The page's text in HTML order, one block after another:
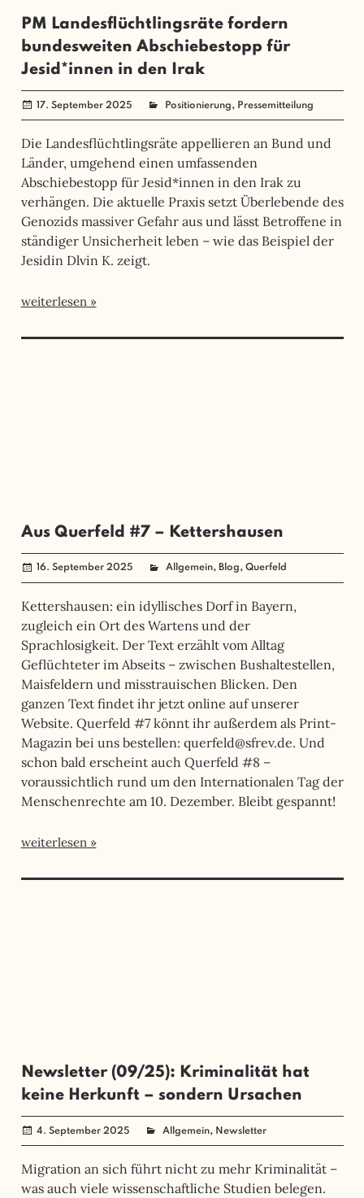
PM Landesflüchtlingsräte fordern
bundesweiten Abschiebestopp für
Jesid*innen in den Irak
17. September 2025 administrator
Positionierung, Pressemitteilung
Die Landesflüchtlingsräte appellieren an Bund und
Länder, umgehend einen umfassenden
Abschiebestopp für Jesid*innen in den Irak zu
verhängen. Die aktuelle Praxis setzt Überlebende des
Genozids massiver Gefahr aus und lässt Betroffene in
ständiger Unsicherheit leben – wie das Beispiel der
Jesidin Dlvin K. zeigt.
weiterlesen
Aus Querfeld #7 – Kettershausen
16. September 2025 administrator
Allgemein, Blog, Querfeld
Kettershausen: ein idyllisches Dorf in Bayern,
zugleich ein Ort des Wartens und der
Sprachlosigkeit. Der Text erzählt vom Alltag
Geflüchteter im Abseits – zwischen Bushaltestellen,
Maisfeldern und misstrauischen Blicken. Den
ganzen Text findet ihr jetzt online auf unserer
Website. Querfeld #7 könnt ihr außerdem als Print-
Magazin bei uns bestellen: querfeld@sfrev.de. Und
schon bald erscheint auch Querfeld #8 –
voraussichtlich rund um den Internationalen Tag der
Menschenrechte am 10. Dezember. Bleibt gespannt!
weiterlesen
Newsletter (09/25): Kriminalität hat
keine Herkunft – sondern Ursachen
4. September 2025 administrator
Allgemein, Newsletter
Migration an sich führt nicht zu mehr Kriminalität –
was auch viele wissenschaftliche Studien belegen.